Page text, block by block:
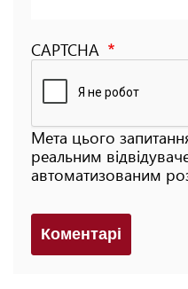
CAPTCHA
Мета цього
реальним
автоматизованим
Коментарi